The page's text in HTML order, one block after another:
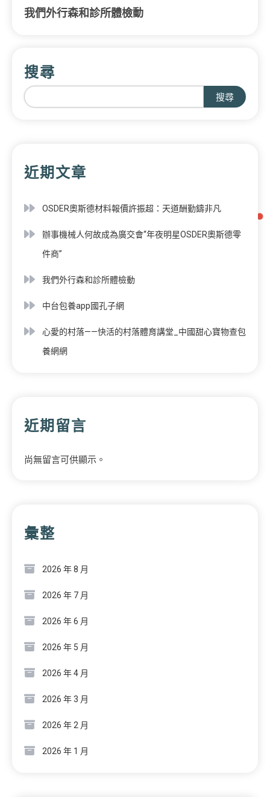
我們外行森和診所體檢動
搜尋
搜尋
近期文章
OSDER奧斯德材料報價許振超：天道酬勤鑄非凡
辦事機械人何故成為廣交會“年夜明星OSDER奧斯德零
件商”
我們外行森和診所體檢動
中台包養app國孔子網
心愛的村落——快活的村落體育講堂_中國甜心寶物查包
養網網
近期留言
尚無留言可供顯示。
彙整
2026 年 8 月
2026 年 7 月
2026 年 6 月
2026 年 5 月
2026 年 4 月
2026 年 3 月
2026 年 2 月
2026 年 1 月